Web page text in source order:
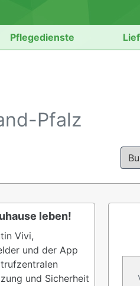
Pflegedienste
Pfalz
leben!
Vivi,
und der App
und Sicherheit